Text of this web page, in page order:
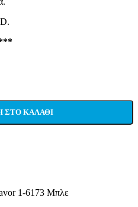
ΣΤΟ ΚΑΛΆΘΙ
1-6173 Μπλε